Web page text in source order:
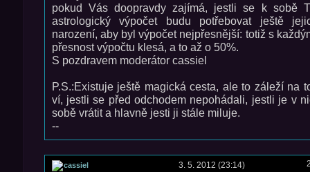
pokud Vás doopravdy zajímá, jestli se k sobě
astrologický výpočet budu potřebovat ještě
narození, aby byl výpočet nejpřesnější: totiž s
přesnost výpočtu klesá, a to až o 50%.
S pozdravem moderátor cassiel
P.S.:Existuje ještě magická cesta, ale to záleží na
ví, jestli se před odchodem nepohádali, jestli je v
sobě vrátit a hlavně jesti ji stále miluje.
--
cassiel 3. 5. 2012 (23:14)